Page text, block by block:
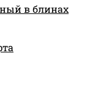
в блинах